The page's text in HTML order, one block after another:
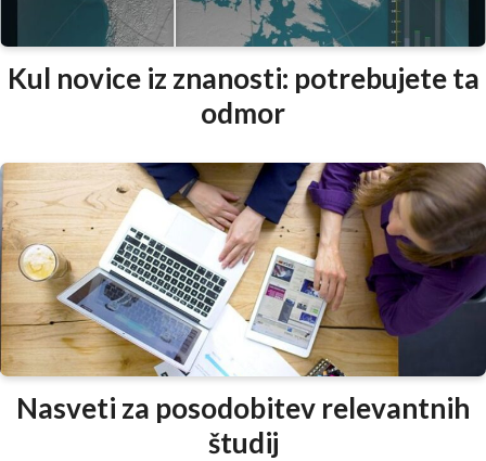
Kul novice iz znanosti: potrebujete ta
odmor
Nasveti za posodobitev relevantnih
študij